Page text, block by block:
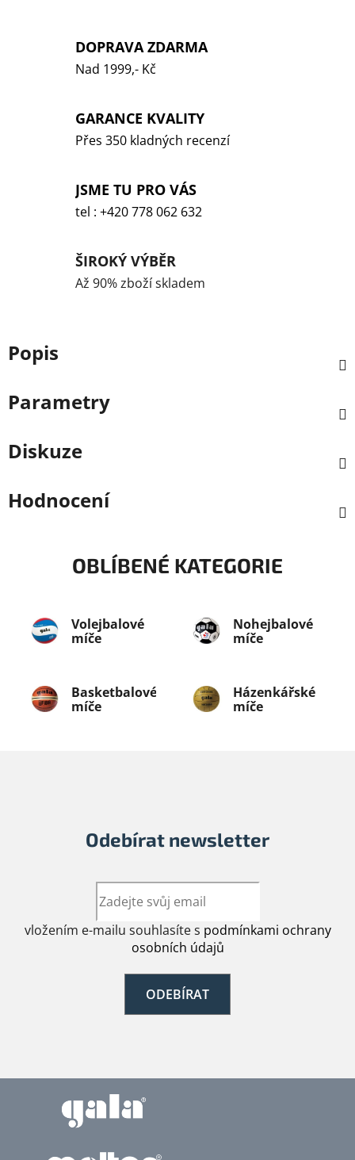
DOPRAVA ZDARMA
Nad 1999,- Kč
GARANCE KVALITY
Přes 350 kladných recenzí
JSME TU PRO VÁS
tel : +420 778 062 632
ŠIROKÝ VÝBĚR
Až 90% zboží skladem
Popis
Parametry
Diskuze
Hodnocení
OBLÍBENÉ KATEGORIE
Volejbalové
míče
Nohejbalové
míče
Basketbalové
míče
Házenkářské
míče
Odebírat newsletter
vložením e-mailu souhlasíte s podmínkami ochrany
osobních údajů
ODEBÍRAT